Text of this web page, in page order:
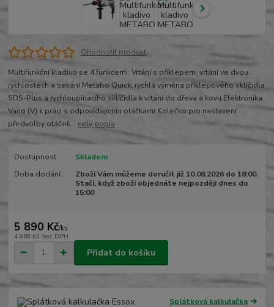
Ohodnotit produkt
Multifunkční kladivo se 4 funkcemi: Vrtání s příklepem, vrtání ve dvou
rychlostech a sekání Metabo Quick: rychlá výměna příklepového sklíčidla
SDS-Plus a rychloupínacího sklíčidla k vrtání do dřeva a kovu Elektronika
Vario (V) k práci s odpovídajícími otáčkami Kolečko pro nastavení
předvolby otáček... celý popis
Dostupnost
Skladem
Doba dodání
Zboží Vám můžeme doručit již 10.08.2026 do 18:00.
Stačí, když zboží objednáte nejpozději dnes do
15:00
5 890 Kč/ks
4 868 Kč bez DPH
Přidat do košíku
Splátková kalkulačka